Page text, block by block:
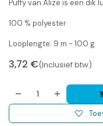
Puffy van Alize is een dik
100 % polyester
Looplengte: 9 m - 100 g
3,72 €(Inclusief btw)